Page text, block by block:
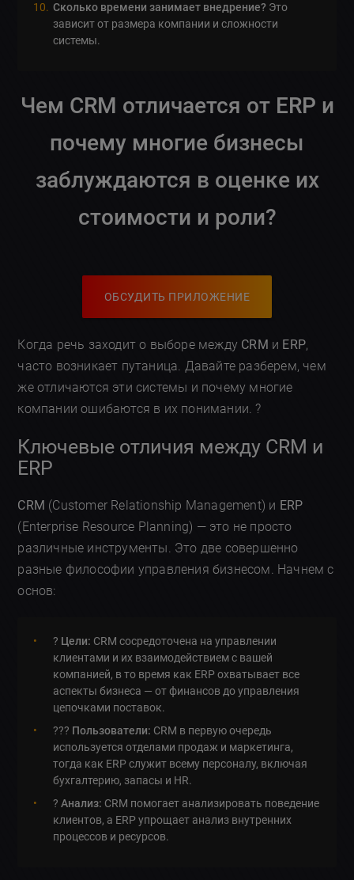
Сколько времени занимает внедрение? Это
зависит от размера компании и сложности
системы.
Чем CRM отличается от ERP и
почему многие бизнесы
заблуждаются в оценке их
стоимости и роли?
ОБСУДИТЬ ПРИЛОЖЕНИЕ
Когда речь заходит о выборе между CRM и ERP,
часто возникает путаница. Давайте разберем, чем
же отличаются эти системы и почему многие
компании ошибаются в их понимании. ?
Ключевые отличия между CRM и
ERP
CRM (Customer Relationship Management) и ERP
(Enterprise Resource Planning) — это не просто
различные инструменты. Это две совершенно
разные философии управления бизнесом. Начнем с
основ:
? Цели: CRM сосредоточена на управлении
клиентами и их взаимодействием с вашей
компанией, в то время как ERP охватывает все
аспекты бизнеса — от финансов до управления
цепочками поставок.
?‍?‍? Пользователи: CRM в первую очередь
используется отделами продаж и маркетинга,
тогда как ERP служит всему персоналу, включая
бухгалтерию, запасы и HR.
?Анализ: CRM помогает анализировать поведение
клиентов, а ERP упрощает анализ внутренних
процессов и ресурсов.